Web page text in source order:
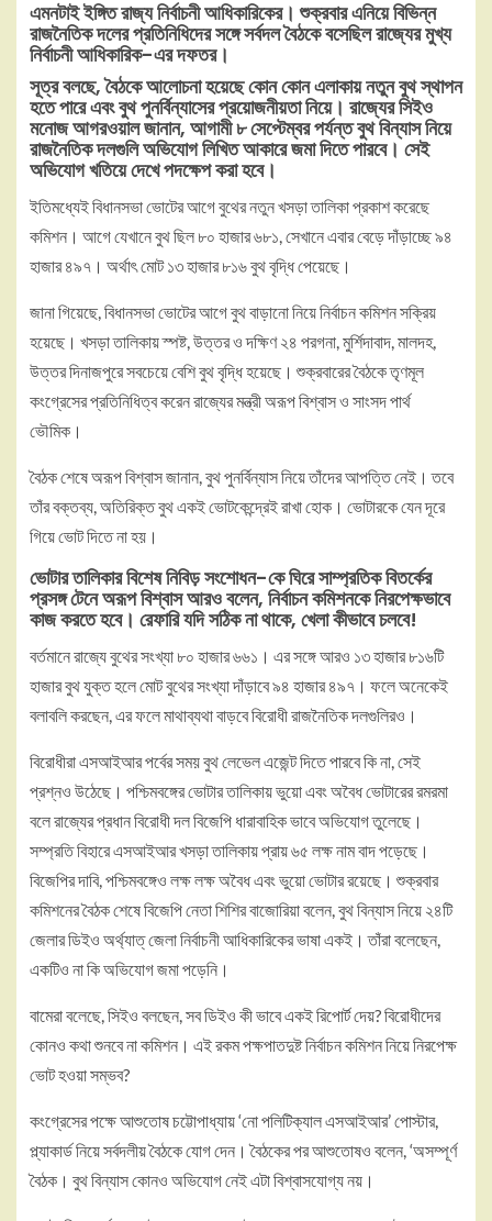
এমনটাই ইঙ্গিত রাজ্য নির্বাচনী আধিকারিকের। শুক্রবার এনিয়ে বিভিন্ন
রাজনৈতিক দলের প্রতিনিধিদের সঙ্গে সর্বদল বৈঠকে বসেছিল রাজ্যের মুখ্য
নির্বাচনী আধিকারিক-এর দফতর।
সূত্র বলছে, বৈঠকে আলোচনা হয়েছে কোন কোন এলাকায় নতুন বুথ স্থাপন
হতে পারে এবং বুথ পুনর্বিন্যাসের প্রয়োজনীয়তা নিয়ে। রাজ্যের সিইও
মনোজ আগরওয়াল জানান, আগামী ৮ সেপ্টেম্বর পর্যন্ত বুথ বিন্যাস নিয়ে
রাজনৈতিক দলগুলি অভিযোগ লিখিত আকারে জমা দিতে পারবে। সেই
অভিযোগ খতিয়ে দেখে পদক্ষেপ করা হবে।
ইতিমধ্যেই বিধানসভা ভোটের আগে বুথের নতুন খসড়া তালিকা প্রকাশ করেছে
কমিশন। আগে যেখানে বুথ ছিল ৮০ হাজার ৬৮১, সেখানে এবার বেড়ে দাঁড়াচ্ছে ৯৪
হাজার ৪৯৭। অর্থাৎ মোট ১৩ হাজার ৮১৬ বুথ বৃদ্ধি পেয়েছে।
জানা গিয়েছে, বিধানসভা ভোটের আগে বুথ বাড়ানো নিয়ে নির্বাচন কমিশন সক্রিয়
হয়েছে। খসড়া তালিকায় স্পষ্ট, উত্তর ও দক্ষিণ ২৪ পরগনা, মুর্শিদাবাদ, মালদহ,
উত্তর দিনাজপুরে সবচেয়ে বেশি বুথ বৃদ্ধি হয়েছে। শুক্রবারের বৈঠকে তৃণমূল
কংগ্রেসের প্রতিনিধিত্ব করেন রাজ্যের মন্ত্রী অরূপ বিশ্বাস ও সাংসদ পার্থ
ভৌমিক।
বৈঠক শেষে অরূপ বিশ্বাস জানান, বুথ পুনর্বিন্যাস নিয়ে তাঁদের আপত্তি নেই। তবে
তাঁর বক্তব্য, অতিরিক্ত বুথ একই ভোটকেন্দ্রেই রাখা হোক। ভোটারকে যেন দূরে
গিয়ে ভোট দিতে না হয়।
ভোটার তালিকার বিশেষ নিবিড় সংশোধন-কে ঘিরে সাম্প্রতিক বিতর্কের
প্রসঙ্গ টেনে অরূপ বিশ্বাস আরও বলেন, নির্বাচন কমিশনকে নিরপেক্ষভাবে
কাজ করতে হবে। রেফারি যদি সঠিক না থাকে, খেলা কীভাবে চলবে!
বর্তমানে রাজ্যে বুথের সংখ্যা ৮০ হাজার ৬৬১। এর সঙ্গে আরও ১৩ হাজার ৮১৬টি
হাজার বুথ যুক্ত হলে মোট বুথের সংখ্যা দাঁড়াবে ৯৪ হাজার ৪৯৭। ফলে অনেকেই
বলাবলি করছেন, এর ফলে মাথাব্যথা বাড়বে বিরোধী রাজনৈতিক দলগুলিরও।
বিরোধীরা এসআইআর পর্বের সময় বুথ লেভেল এজেন্ট দিতে পারবে কি না, সেই
প্রশ্নও উঠেছে। পশ্চিমবঙ্গের ভোটার তালিকায় ভুয়ো এবং অবৈধ ভোটারের রমরমা
বলে রাজ্যের প্রধান বিরোধী দল বিজেপি ধারাবাহিক ভাবে অভিযোগ তুলেছে।
সম্প্রতি বিহারে এসআইআর খসড়া তালিকায় প্রায় ৬৫ লক্ষ নাম বাদ পড়েছে।
বিজেপির দাবি, পশ্চিমবঙ্গেও লক্ষ লক্ষ অবৈধ এবং ভুয়ো ভোটার রয়েছে। শুক্রবার
কমিশনের বৈঠক শেষে বিজেপি নেতা শিশির বাজোরিয়া বলেন, বুথ বিন্যাস নিয়ে ২৪টি
জেলার ডিইও অর্থ্যাত্ জেলা নির্বাচনী আধিকারিকের ভাষা একই। তাঁরা বলেছেন,
একটিও না কি অভিযোগ জমা পড়েনি।
বামেরা বলেছে, সিইও বলছেন, সব ডিইও কী ভাবে একই রিপোর্ট দেয়? বিরোধীদের
কোনও কথা শুনবে না কমিশন। এই রকম পক্ষপাতদুষ্ট নির্বাচন কমিশন নিয়ে নিরপেক্ষ
ভোট হওয়া সম্ভব?
কংগ্রেসের পক্ষে আশুতোষ চট্টোপাধ্যায় ‘নো পলিটিক্যাল এসআইআর’ পোস্টার,
প্ল্যাকার্ড নিয়ে সর্বদলীয় বৈঠকে যোগ দেন। বৈঠকের পর আশুতোষও বলেন, ‘অসম্পূর্ণ
বৈঠক। বুথ বিন্যাস কোনও অভিযোগ নেই এটা বিশ্বাসযোগ্য নয়।